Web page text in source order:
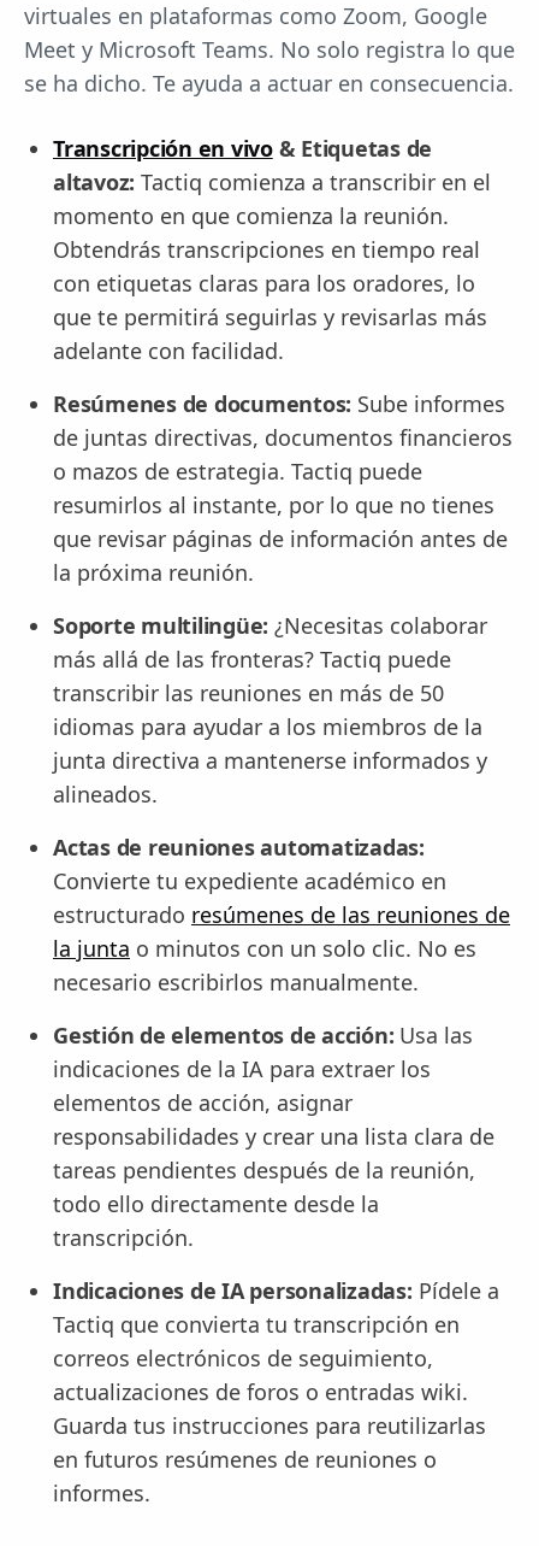
virtuales en plataformas como Zoom, Google
Meet y Microsoft Teams. No solo registra lo que
se ha dicho. Te ayuda a actuar en consecuencia.
Transcripción en vivo& Etiquetas de
altavoz: Tactiq comienza a transcribir en el
momento en que comienza la reunión.
Obtendrás transcripciones en tiempo real
con etiquetas claras para los oradores, lo
que te permitirá seguirlas y revisarlas más
adelante con facilidad.
Resúmenes de documentos: Sube informes
de juntas directivas, documentos financieros
o mazos de estrategia. Tactiq puede
resumirlos al instante, por lo que no tienes
que revisar páginas de información antes de
la próxima reunión.
Soporte multilingüe: ¿Necesitas colaborar
más allá de las fronteras? Tactiq puede
transcribir las reuniones en más de 50
idiomas para ayudar a los miembros de la
junta directiva a mantenerse informados y
alineados.
Actas de reuniones automatizadas:
Convierte tu expediente académico en
estructurado resúmenes de las reuniones de
la junta o minutos con un solo clic. No es
necesario escribirlos manualmente.
Gestión de elementos de acción: Usa las
indicaciones de la IA para extraer los
elementos de acción, asignar
responsabilidades y crear una lista clara de
tareas pendientes después de la reunión,
todo ello directamente desde la
transcripción.
Indicaciones de IA personalizadas: Pídele a
Tactiq que convierta tu transcripción en
correos electrónicos de seguimiento,
actualizaciones de foros o entradas wiki.
Guarda tus instrucciones para reutilizarlas
en futuros resúmenes de reuniones o
informes.